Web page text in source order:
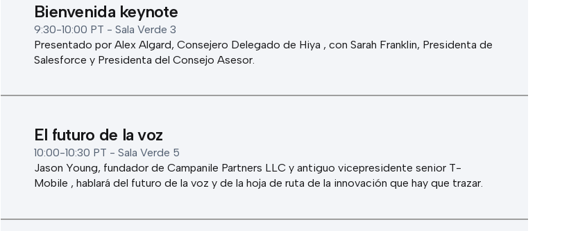
Bienvenida keynote
9:30-10:00 PT - Sala Verde 3
Presentado por Alex Algard, Consejero Delegado de Hiya , con Sarah Franklin, Presidenta de
Salesforce y Presidenta del Consejo Asesor.
El futuro de la voz
10:00-10:30 PT - Sala Verde 5
Jason Young, fundador de Campanile Partners LLC y antiguo vicepresidente senior T-
Mobile , hablará del futuro de la voz y de la hoja de ruta de la innovación que hay que trazar.